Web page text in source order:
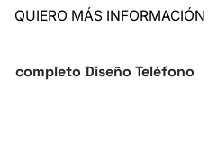
QUIERO MÁS INFORMACIÓN
completo Diseño Teléfono